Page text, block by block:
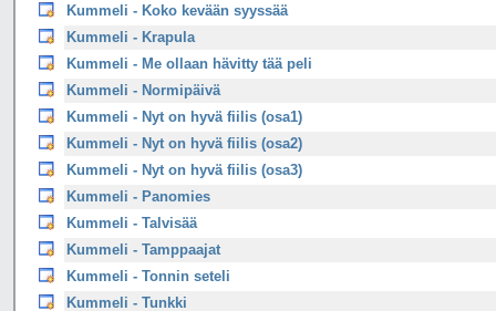
Kummeli - Koko kevään syyssää
Kummeli - Krapula
Kummeli - Me ollaan hävitty tää peli
Kummeli - Normipäivä
Kummeli - Nyt on hyvä fiilis (osa1)
Kummeli - Nyt on hyvä fiilis (osa2)
Kummeli - Nyt on hyvä fiilis (osa3)
Kummeli - Panomies
Kummeli - Talvisää
Kummeli - Tamppaajat
Kummeli - Tonnin seteli
Kummeli - Tunkki